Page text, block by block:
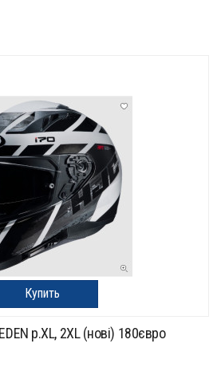
Купить
p.XL, 2XL (нові) 180євро